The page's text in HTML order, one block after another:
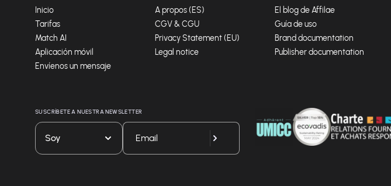
Inicio
Tarifas
Match AI
Aplicación móvil
Envíenos un mensaje
A propos (ES)
CGV & CGU
Privacy Statement (EU)
Legal notice
El blog de Affilae
Guía de uso
Brand documentation
Publisher documentation
SUSCRÍBETE A NUESTRA NEWSLETTER
Soy